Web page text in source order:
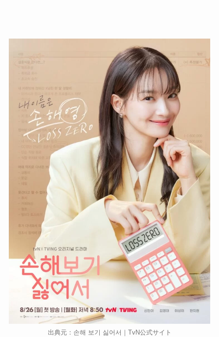
出典元：손해 보기 싫어서｜TvN公式サイト